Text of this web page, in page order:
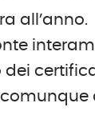
all’anno.